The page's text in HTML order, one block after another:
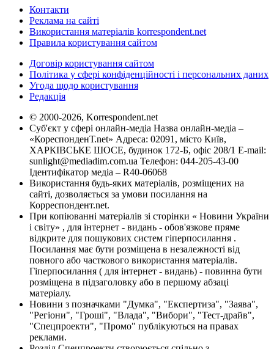
Контакти
Реклама на сайті
Використання матеріалів korrespondent.net
Правила користування сайтом
Договір користування сайтом
Політика у сфері конфіденційності і персональних даних
Угода щодо користування
Редакція
© 2000-2026, Korrespondent.net
Суб'єкт у сфері онлайн-медіа Назва онлайн-медіа –
«КореспонденТ.net» Адреса: 02091, місто Київ,
ХАРКІВСЬКЕ ШОСЕ, будинок 172-Б, офіс 208/1 E-mail:
sunlight@mediadim.com.ua Телефон: 044-205-43-00
Ідентифікатор медіа – R40-06068
Використання будь-яких матеріалів, розміщених на
сайті, дозволяється за умови посилання на
Корреспондент.net.
При копіюванні матеріалів зі сторінки « Новини України
і світу» , для інтернет - видань - обов'язкове пряме
відкрите для пошукових систем гіперпосилання .
Посилання має бути розміщена в незалежності від
повного або часткового використання матеріалів.
Гіперпосилання ( для інтернет - видань) - повинна бути
розміщена в підзаголовку або в першому абзаці
матеріалу.
Новини з позначками "Думка", "Експертиза", "Заява",
"Регіони", "Гроші", "Влада", "Вибори", "Тест-драйв",
"Спецпроекти", "Промо" публікуються на правах
реклами.